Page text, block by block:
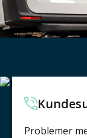
Problemer